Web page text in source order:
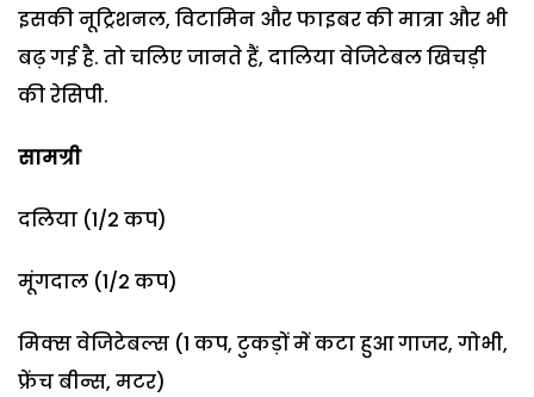
इसकी नूट्रिशनल, विटामिन और फाइबर की मात्रा और भी
बढ़ गई है. तो चलिए जानते हैं, दालिया वेजिटेबल खिचड़ी
की रेसिपी.
सामग्री
दलिया (1/2 कप)
मूंगदाल (1/2 कप)
मिक्स वेजिटेबल्स (1 कप, टुकड़ों में कटा हुआ गाजर, गोभी,
फ्रेंच बीन्स, मटर)